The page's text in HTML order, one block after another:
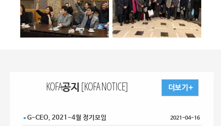
KOFA공지 [KOFA NOTICE]
G-CEO, 2021-4월 정기모임 2021-04-16